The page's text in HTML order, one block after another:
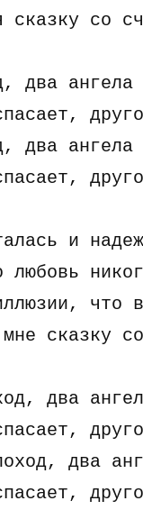
сказкy со
два ангела
два ангела
и
что
сказкy
два
два